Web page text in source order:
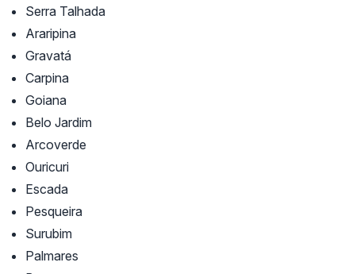
Serra Talhada
Araripina
Gravatá
Carpina
Goiana
Belo Jardim
Arcoverde
Ouricuri
Escada
Pesqueira
Surubim
Palmares